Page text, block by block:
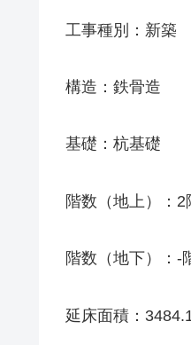
工事種別：新築
構造：鉄骨造
基礎：杭基礎
階数（地上）：2
階数（地下）：-
延床面積：